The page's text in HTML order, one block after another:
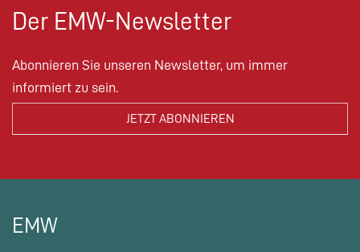
Der EMW-Newsletter
Abonnieren Sie unseren Newsletter, um immer
informiert zu sein.
EMW